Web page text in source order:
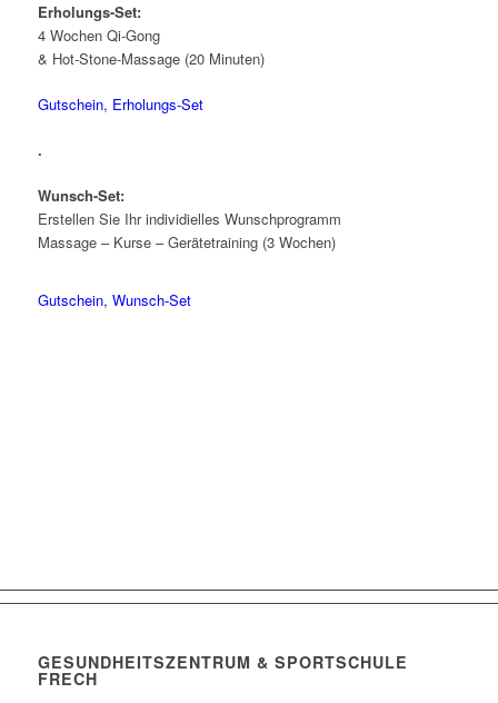
Erholungs-Set:
4 Wochen Qi-Gong
& Hot-Stone-Massage (20 Minuten)
Gutschein, Erholungs-Set
.
Wunsch-Set:
Erstellen Sie Ihr individielles Wunschprogramm
Massage – Kurse – Gerätetraining (3 Wochen)
Gutschein, Wunsch-Set
GESUNDHEITSZENTRUM & SPORTSCHULE
FRECH